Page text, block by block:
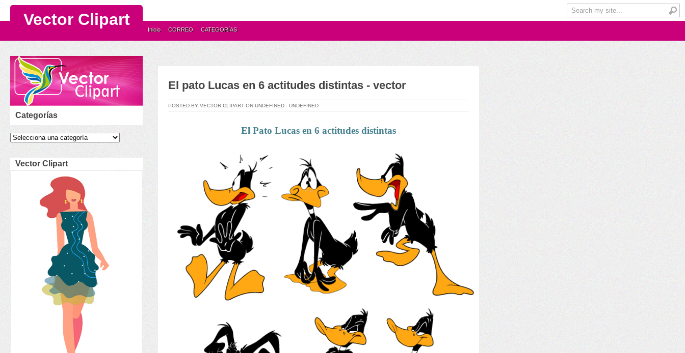
Vector Clipart
Inicio CORREO CATEGORÍAS
Categorías
Vector Clipart
El pato Lucas en 6 actitudes distintas - vector
POSTED BY VECTOR CLIPART ON UNDEFINED - UNDEFINED
El Pato Lucas en 6 actitudes distintas